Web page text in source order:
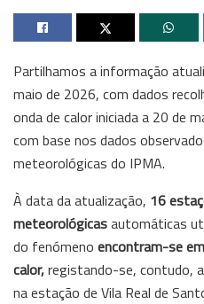
Partilhamos a informação
maio de 2026, com dados
onda de calor iniciada a 20 de
com base nos dados
meteorológicas do IPMA.
À data da atualização, 16
meteorológicasautomáticas
do fenómeno encontram-se
calor,registando-se, contudo,
na estação de Vila Real de